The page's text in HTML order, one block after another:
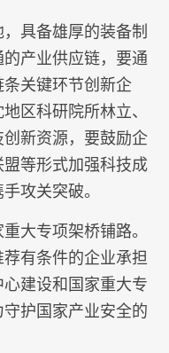
具备雄厚的装备制
产业供应链，要通
关键环节创新企
区科研院所林立、
新资源，要鼓励企
等形式加强科技成
攻关突破。
大专项架桥铺路。
有条件的企业承担
建设和国家重大专
护国家产业安全的